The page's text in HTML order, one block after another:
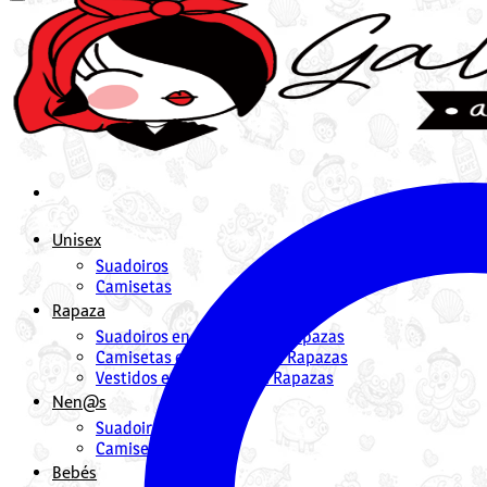
Unisex
Suadoiros
Camisetas
Rapaza
Suadoiros en Galego para Rapazas
Camisetas en Galego para Rapazas
Vestidos en Galego para Rapazas
Nen@s
Suadoiros nenos
Camisetas
Bebés